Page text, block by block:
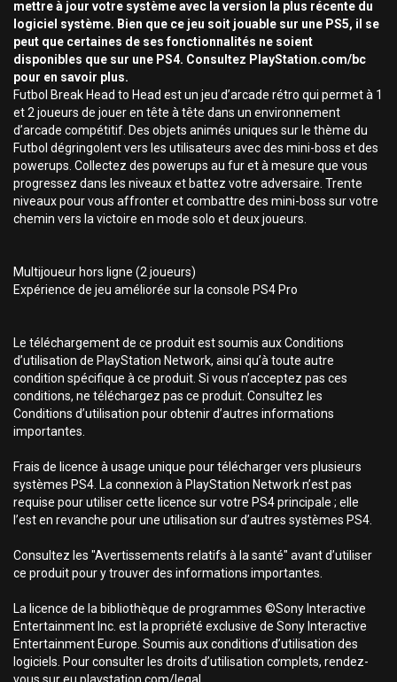
mettre à jour votre système avec la version la plus récente du
logiciel système. Bien que ce jeu soit jouable sur une PS5, il se
peut que certaines de ses fonctionnalités ne soient
disponibles que sur une PS4. Consultez PlayStation.com/bc
pour en savoir plus.
Futbol Break Head to Head est un jeu d’arcade rétro qui permet à 1
et 2 joueurs de jouer en tête à tête dans un environnement
d’arcade compétitif. Des objets animés uniques sur le thème du
Futbol dégringolent vers les utilisateurs avec des mini-boss et des
powerups. Collectez des powerups au fur et à mesure que vous
progressez dans les niveaux et battez votre adversaire. Trente
niveaux pour vous affronter et combattre des mini-boss sur votre
chemin vers la victoire en mode solo et deux joueurs.
Multijoueur hors ligne (2 joueurs)
Expérience de jeu améliorée sur la console PS4 Pro
Le téléchargement de ce produit est soumis aux Conditions
d’utilisation de PlayStation Network, ainsi qu’à toute autre
condition spécifique à ce produit. Si vous n’acceptez pas ces
conditions, ne téléchargez pas ce produit. Consultez les
Conditions d’utilisation pour obtenir d’autres informations
importantes.
Frais de licence à usage unique pour télécharger vers plusieurs
systèmes PS4. La connexion à PlayStation Network n’est pas
requise pour utiliser cette licence sur votre PS4 principale ; elle
l’est en revanche pour une utilisation sur d’autres systèmes PS4.
Consultez les "Avertissements relatifs à la santé" avant d’utiliser
ce produit pour y trouver des informations importantes.
La licence de la bibliothèque de programmes ©Sony Interactive
Entertainment Inc. est la propriété exclusive de Sony Interactive
Entertainment Europe. Soumis aux conditions d’utilisation des
logiciels. Pour consulter les droits d’utilisation complets, rendez-